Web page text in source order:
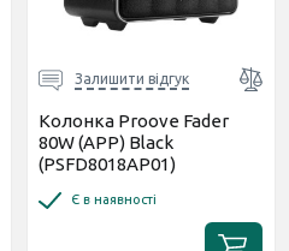
Залишити відгук
Колонка Proove Fader
80W (APP) Black
(PSFD8018AP01)
Є в наявності